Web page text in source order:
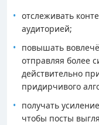
отслеживать
аудиторией;
повышать
отправляя более
действительно
придирчивого
получать
чтобы посты